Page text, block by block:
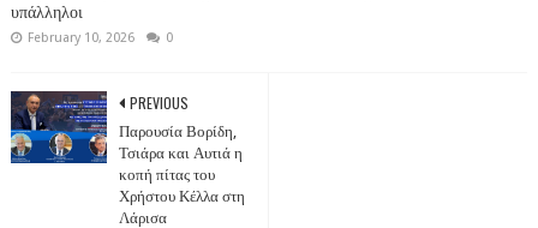
υπάλληλοι
February 10, 2026 0
PREVIOUS
Παρουσία Βορίδη,
Τσιάρα και Αυτιά η
κοπή πίτας του
Χρήστου Κέλλα στη
Λάρισα